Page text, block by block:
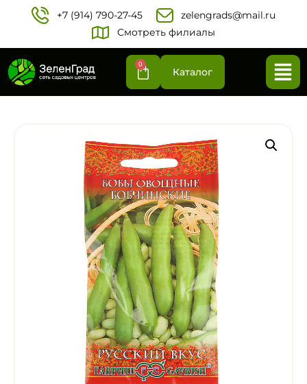
+7 (914) 790-27-45‬
zelengrads@mail.ru
Смотреть филиалы
0
Каталог